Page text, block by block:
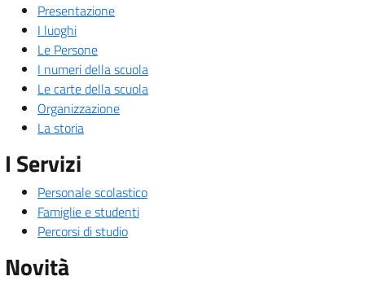
Presentazione
I luoghi
Le Persone
I numeri della scuola
Le carte della scuola
Organizzazione
La storia
I Servizi
Personale scolastico
Famiglie e studenti
Percorsi di studio
Novità